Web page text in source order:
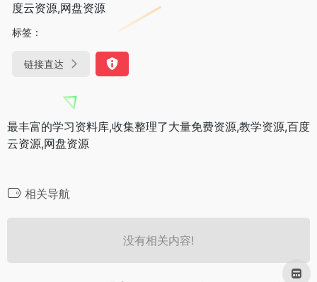
度云资源,网盘资源
标签：
链接直达
最丰富的学习资料库,收集整理了大量免费资源,教学资源,百度
云资源,网盘资源
相关导航
没有相关内容!